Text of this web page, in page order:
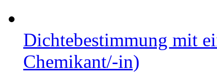
Dichtebestimmung mit
Chemikant/-in)